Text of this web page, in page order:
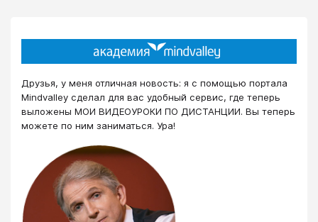
Друзья, у меня отличная новость: я с помощью портала
Mindvalley сделал для вас удобный сервис, где теперь
выложены МОИ ВИДЕОУРОКИ ПО ДИСТАНЦИИ. Вы теперь
можете по ним заниматься. Ура!